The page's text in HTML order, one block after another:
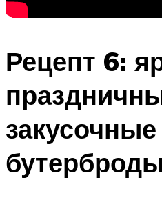
Рецепт 6:
закусочные